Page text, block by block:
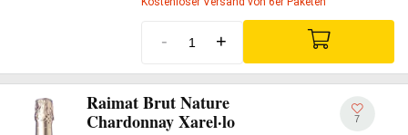
- +
Raimat Brut Nature
Chardonnay Xarel·lo
7